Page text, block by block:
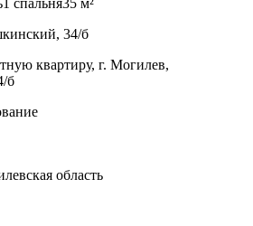
1 спальня35 м²
34/б
квартиру, г. Могилев,
б
область